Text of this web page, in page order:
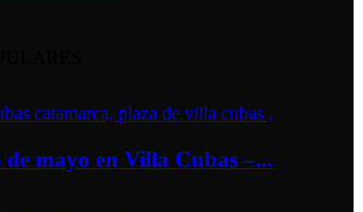
de mayo en Villa Cubas –...